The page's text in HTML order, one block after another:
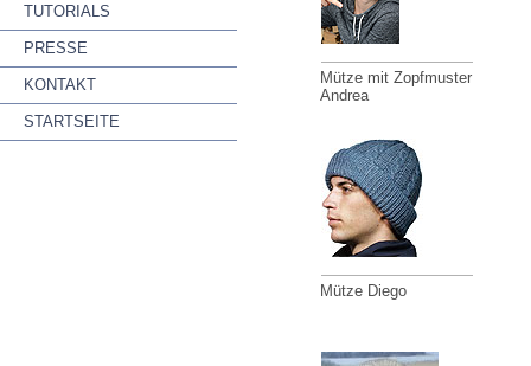
TUTORIALS
PRESSE
KONTAKT
STARTSEITE
Mütze mit Zopfmuster
Andrea
Mütze Diego